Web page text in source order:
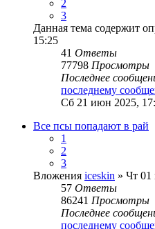
2
3
Данная тема содержит
15:25
41 Ответы
77798 Просмотры
Последнее
последнему
Сб 21 июн 2025,
Все псы попадают в рай
1
2
3
Вложения iceskin » Чт 01
57 Ответы
86241 Просмотры
Последнее
последнему